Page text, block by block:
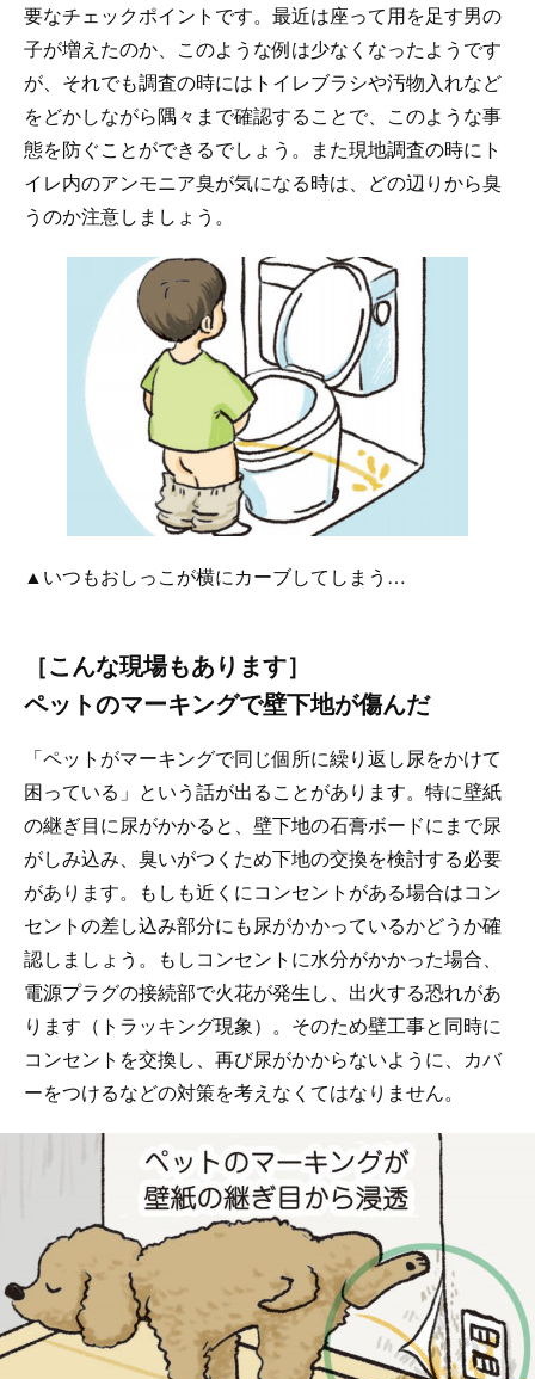
要なチェックポイントです。最近は座って用を足す男の
子が増えたのか、このような例は少なくなったようです
が、それでも調査の時にはトイレブラシや汚物入れなど
をどかしながら隅々まで確認することで、このような事
態を防ぐことができるでしょう。また現地調査の時にト
イレ内のアンモニア臭が気になる時は、どの辺りから臭
うのか注意しましょう。
▲いつもおしっこが横にカーブしてしまう…
［こんな現場もあります］
ペットのマーキングで壁下地が傷んだ
「ペットがマーキングで同じ個所に繰り返し尿をかけて
困っている」という話が出ることがあります。特に壁紙
の継ぎ目に尿がかかると、壁下地の石膏ボードにまで尿
がしみ込み、臭いがつくため下地の交換を検討する必要
があります。もしも近くにコンセントがある場合はコン
セントの差し込み部分にも尿がかかっているかどうか確
認しましょう。もしコンセントに水分がかかった場合、
電源プラグの接続部で火花が発生し、出火する恐れがあ
ります（トラッキング現象）。そのため壁工事と同時に
コンセントを交換し、再び尿がかからないように、カバ
ーをつけるなどの対策を考えなくてはなりません。